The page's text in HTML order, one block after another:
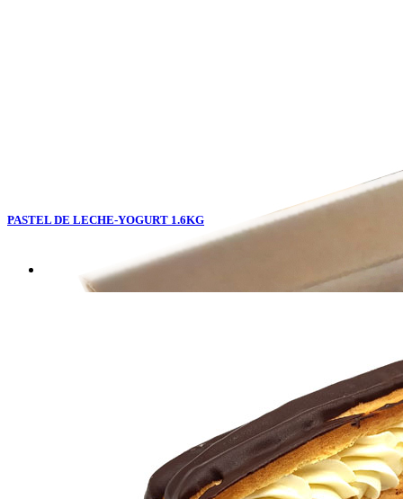
PASTEL DE LECHE-YOGURT 1.6KG